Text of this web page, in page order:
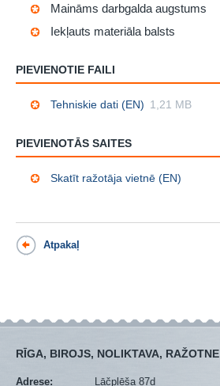
Maināms darbgalda augstums
Iekļauts materiāla balsts
PIEVIENOTIE FAILI
Tehniskie dati (EN) 1,21 MB
PIEVIENOTĀS SAITES
Skatīt ražotāja vietnē (EN)
Atpakaļ
RĪGA, BIROJS, NOLIKTAVA, RAŽOTNE
Adrese:
Lāčplēša 87d